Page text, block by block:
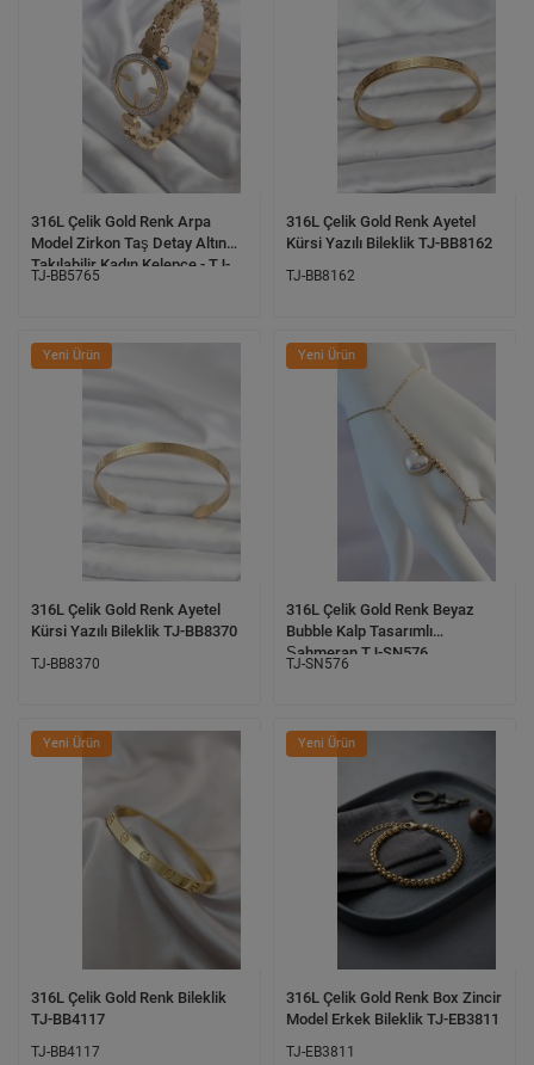
316L Çelik Gold Renk Arpa
Model Zirkon Taş Detay Altın
Takılabilir Kadın Kelepçe - TJ-
BB5765
TJ-BB5765
316L Çelik Gold Renk Ayetel
Kürsi Yazılı Bileklik TJ-BB8162
TJ-BB8162
Yeni Ürün
316L Çelik Gold Renk Ayetel
Kürsi Yazılı Bileklik TJ-BB8370
TJ-BB8370
Yeni Ürün
316L Çelik Gold Renk Beyaz
Bubble Kalp Tasarımlı
Şahmeran TJ-SN576
TJ-SN576
Yeni Ürün
316L Çelik Gold Renk Bileklik
TJ-BB4117
TJ-BB4117
Yeni Ürün
316L Çelik Gold Renk Box Zincir
Model Erkek Bileklik TJ-EB3811
TJ-EB3811